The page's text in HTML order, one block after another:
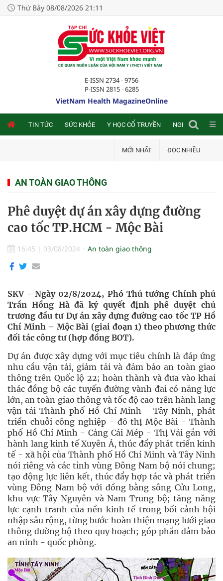
Thứ Bảy 08/08/2026 21:11
E-ISSN 2734 - 9756
P-ISSN 2815 - 6285
VietNam Health MagazineOnline
TIN TỨC SỨC KHỎE Y HỌC CỔ TRUYỀN NGHIÊN CỨU
MỚI NHẤT ĐỌC NHIỀU
AN TOÀN GIAO THÔNG
Phê duyệt dự án xây dựng đường
cao tốc TP.HCM - Mộc Bài
16:45 | 03/08/2024 An toàn giao thông
SKV - Ngày 02/8/2024, Phó Thủ tướng Chính phủ
Trần Hồng Hà đã ký quyết định phê duyệt chủ
trương đầu tư Dự án xây dựng đường cao tốc TP Hồ
Chí Minh – Mộc Bài (giai đoạn 1) theo phương thức
đối tác công tư (hợp đồng BOT).
Dự án được xây dựng với mục tiêu chính là đáp ứng
nhu cầu vận tải, giảm tải và đảm bảo an toàn giao
thông trên Quốc lộ 22; hoàn thành và đưa vào khai
thác đồng bộ các tuyến đường vành đai có năng lực
lớn, an toàn giao thông và tốc độ cao trên hành lang
vận tải Thành phố Hồ Chí Minh - Tây Ninh, phát
triển chuỗi công nghiệp - đô thị Mộc Bài - Thành
phố Hồ Chí Minh - Cảng Cái Mép - Thị Vải gắn với
hành lang kinh tế Xuyên Á, thúc đẩy phát triển kinh
tế - xã hội của Thành phố Hồ Chí Minh và Tây Ninh
nói riêng và các tỉnh vùng Đông Nam bộ nói chung;
tạo động lực liên kết, thúc đẩy hợp tác và phát triển
vùng Đông Nam bộ với đồng bằng sông Cửu Long,
khu vực Tây Nguyên và Nam Trung bộ; tăng năng
lực cạnh tranh của nền kinh tế trong bối cảnh hội
nhập sâu rộng, từng bước hoàn thiện mạng lưới giao
thông đường bộ theo quy hoạch; góp phần đảm bảo
an ninh - quốc phòng.